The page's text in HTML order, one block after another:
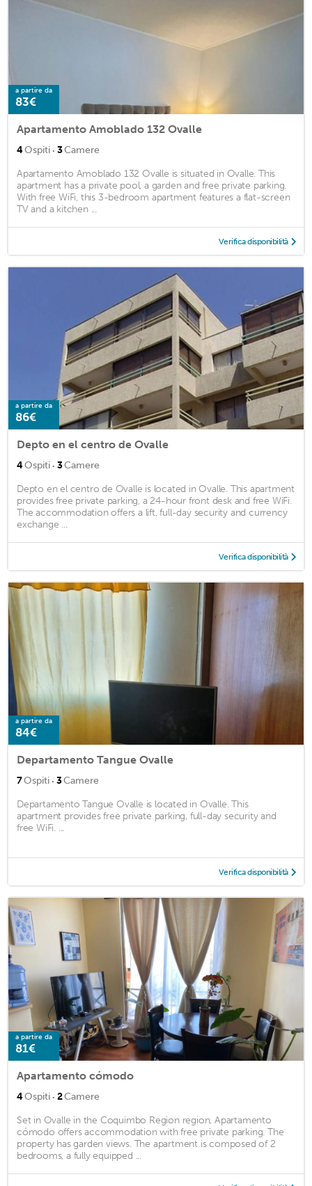
a partire da
83€
Apartamento Amoblado 132 Ovalle
4Ospiti · 3Camere
Apartamento Amoblado 132 Ovalle is situated in Ovalle. This
apartment has a private pool, a garden and free private parking.
With free WiFi, this 3-bedroom apartment features a flat-screen
TV and a kitchen ...
Verifica disponibilità
a partire da
86€
Depto en el centro de Ovalle
4Ospiti · 3Camere
Depto en el centro de Ovalle is located in Ovalle. This apartment
provides free private parking, a 24-hour front desk and free WiFi.
The accommodation offers a lift, full-day security and currency
exchange ...
Verifica disponibilità
a partire da
84€
Departamento Tangue Ovalle
7Ospiti · 3Camere
Departamento Tangue Ovalle is located in Ovalle. This
apartment provides free private parking, full-day security and
free WiFi. ...
Verifica disponibilità
a partire da
81€
Apartamento cómodo
4Ospiti · 2Camere
Set in Ovalle in the Coquimbo Region region, Apartamento
cómodo offers accommodation with free private parking. The
property has garden views. The apartment is composed of 2
bedrooms, a fully equipped ...